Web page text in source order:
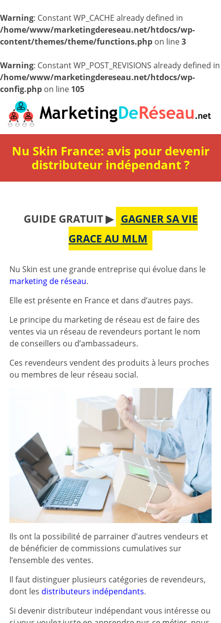
Warning: Constant WP_CACHE already defined in
/home/www/marketingdereseau.net/htdocs/wp-
content/themes/theme/functions.php on line3
Warning: Constant WP_POST_REVISIONS already defined in
/home/www/marketingdereseau.net/htdocs/wp-
config.php on line 105
Nu Skin France: avis pour devenir
distributeur indépendant ?
GUIDE GRATUIT ▶ GAGNER SA VIE
GRACE AU MLM
Nu Skin est une grande entreprise qui évolue dans le
marketing de réseau.
Elle est présente en France et dans d’autres pays.
Le principe du marketing de réseau est de faire des
ventes via un réseau de revendeurs portant le nom
de conseillers ou d’ambassadeurs.
Ces revendeurs vendent des produits à leurs proches
ou membres de leur réseau social.
Ils ont la possibilité de parrainer d’autres vendeurs et
de bénéficier de commissions cumulatives sur
l’ensemble des ventes.
Il faut distinguer plusieurs catégories de revendeurs,
dont les distributeurs indépendants.
Si devenir distributeur indépendant vous intéresse ou